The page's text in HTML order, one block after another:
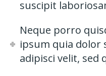
suscipit
Neque porro
ipsum quia dolor
adipisci velit, sed